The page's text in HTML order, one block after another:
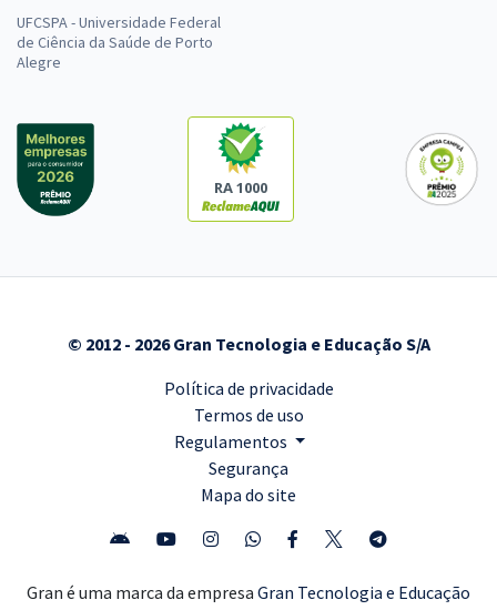
UFCSPA - Universidade Federal
de Ciência da Saúde de Porto
Alegre
RA 1000
© 2012 - 2026 Gran Tecnologia e Educação S/A
Política de privacidade
Termos de uso
Regulamentos
Segurança
Mapa do site
Gran é uma marca da empresa Gran Tecnologia e Educação